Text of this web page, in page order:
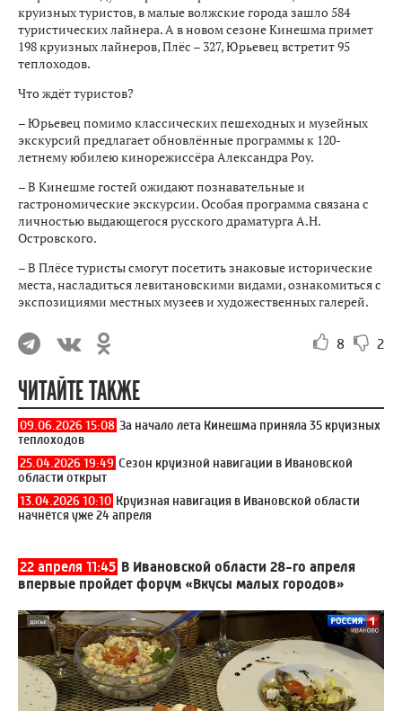
круизных туристов, в малые волжские города зашло 584
туристических лайнера. А в новом сезоне Кинешма примет
198 круизных лайнеров, Плёс – 327, Юрьевец встретит 95
теплоходов.
Что ждёт туристов?
– Юрьевец помимо классических пешеходных и музейных
экскурсий предлагает обновлённые программы к 120-
летнему юбилею кинорежиссёра Александра Роу.
– В Кинешме гостей ожидают познавательные и
гастрономические экскурсии. Особая программа связана с
личностью выдающегося русского драматурга А.Н.
Островского.
– В Плёсе туристы смогут посетить знаковые исторические
места, насладиться левитановскими видами, ознакомиться с
экспозициями местных музеев и художественных галерей.
8 2
ЧИТАЙТЕ ТАКЖЕ
09.06.2026 15:08 За начало лета Кинешма приняла 35 круизных
теплоходов
25.04.2026 19:49 Сезон круизной навигации в Ивановской
области открыт
13.04.2026 10:10 Круизная навигация в Ивановской области
начнётся уже 24 апреля
22 апреля 11:45 В Ивановской области 28-го апреля
впервые пройдет форум «Вкусы малых городов»